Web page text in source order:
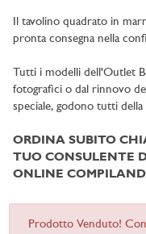
Il tavolino quadrato in
pronta consegna nella
Tutti i modelli dell'Outlet
fotografici o dal rinnovo
speciale, godono tutti
ORDINA SUBITO
TUO CONSULENTE
ONLINE
Prodotto Venduto!